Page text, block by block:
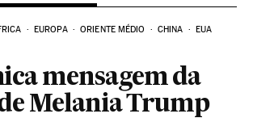
EUROPA ORIENTE MÉDIO CHINA EUA
mensagem da
Melania Trump